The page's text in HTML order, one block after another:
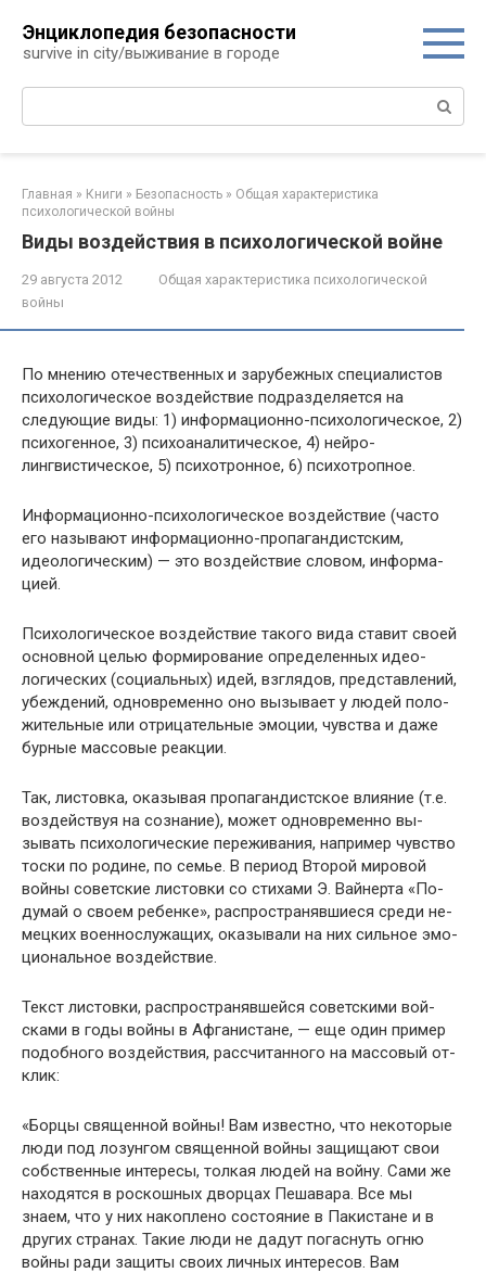
контенту
Энциклопедия безопасности
survive in city/выживание в городе
Поиск:
Главная » Книги » Безопасность » Общая характеристика
психологической войны
Виды воздействия в психологической войне
29 августа 2012
Общая характеристика психологической
войны
По мнению отечественных и зарубежных специалистов
психологическое воздействие подразделяется на
следующие виды: 1) информационно-психологическое, 2)
психогенное, 3) психоаналитическое, 4) нейро-
лингвистическое, 5) психотрон­ное, 6) психотропное.
Информационно-психологическое воздействие (часто
его называют информационно-пропагандистским,
идеологическим) — это воздействие словом, информа­
цией.
Психологическое воздействие такого вида ставит сво­ей
основной целью формирование определенных идео­
логических (социальных) идей, взглядов, представлений,
убеждений, одновременно оно вызывает у людей поло­
жительные или отрицательные эмоции, чувства и даже
бурные массовые реакции.
Так, листовка, оказывая пропагандистское влияние (т.е.
воздействуя на сознание), может одновременно вы­
зывать психологические переживания, например чувст­во
тоски по родине, по семье. В период Второй мировой
войны советские листовки со стихами Э. Вайнерта «По­
думай о своем ребенке», распространявшиеся среди не­
мецких военнослужащих, оказывали на них сильное эмо­
циональное воздействие.
Текст листовки, распространявшейся советскими вой­
сками в годы войны в Афганистане, — еще один пример
подобного воздействия, рассчитанного на массовый от­
клик:
«Борцы священной войны! Вам известно, что не­которые
люди под лозунгом священной войны защи­щают свои
собственные интересы, толкая людей на войну. Сами же
находятся в роскошных дворцах Пе­шавара. Все мы
знаем, что у них накоплено состояние в Пакистане и в
других странах. Такие люди не дадут погаснуть огню
войны ради защиты своих личных ин­тересов. Вам